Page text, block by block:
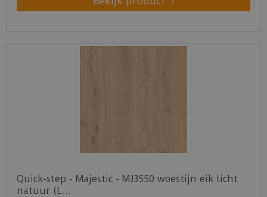
Quick-step - Majestic - MJ3550 woestijn eik licht
natuur (L…